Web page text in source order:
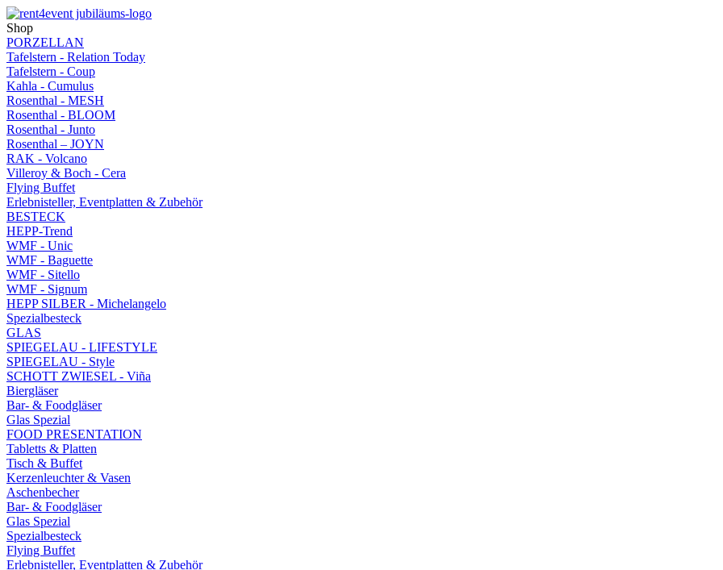
Shop
PORZELLAN
Tafelstern - Relation Today
Tafelstern - Coup
Kahla - Cumulus
Rosenthal - MESH
Rosenthal - BLOOM
Rosenthal - Junto
Rosenthal – JOYN
RAK - Volcano
Villeroy & Boch - Cera
Flying Buffet
Erlebnisteller, Eventplatten & Zubehör
BESTECK
HEPP-Trend
WMF - Unic
WMF - Baguette
WMF - Sitello
WMF - Signum
HEPP SILBER - Michelangelo
Spezialbesteck
GLAS
SPIEGELAU - LIFESTYLE
SPIEGELAU - Style
SCHOTT ZWIESEL - Viña
Biergläser
Bar- & Foodgläser
Glas Spezial
FOOD PRESENTATION
Tabletts & Platten
Tisch & Buffet
Kerzenleuchter & Vasen
Aschenbecher
Bar- & Foodgläser
Glas Spezial
Spezialbesteck
Flying Buffet
Erlebnisteller, Eventplatten & Zubehör